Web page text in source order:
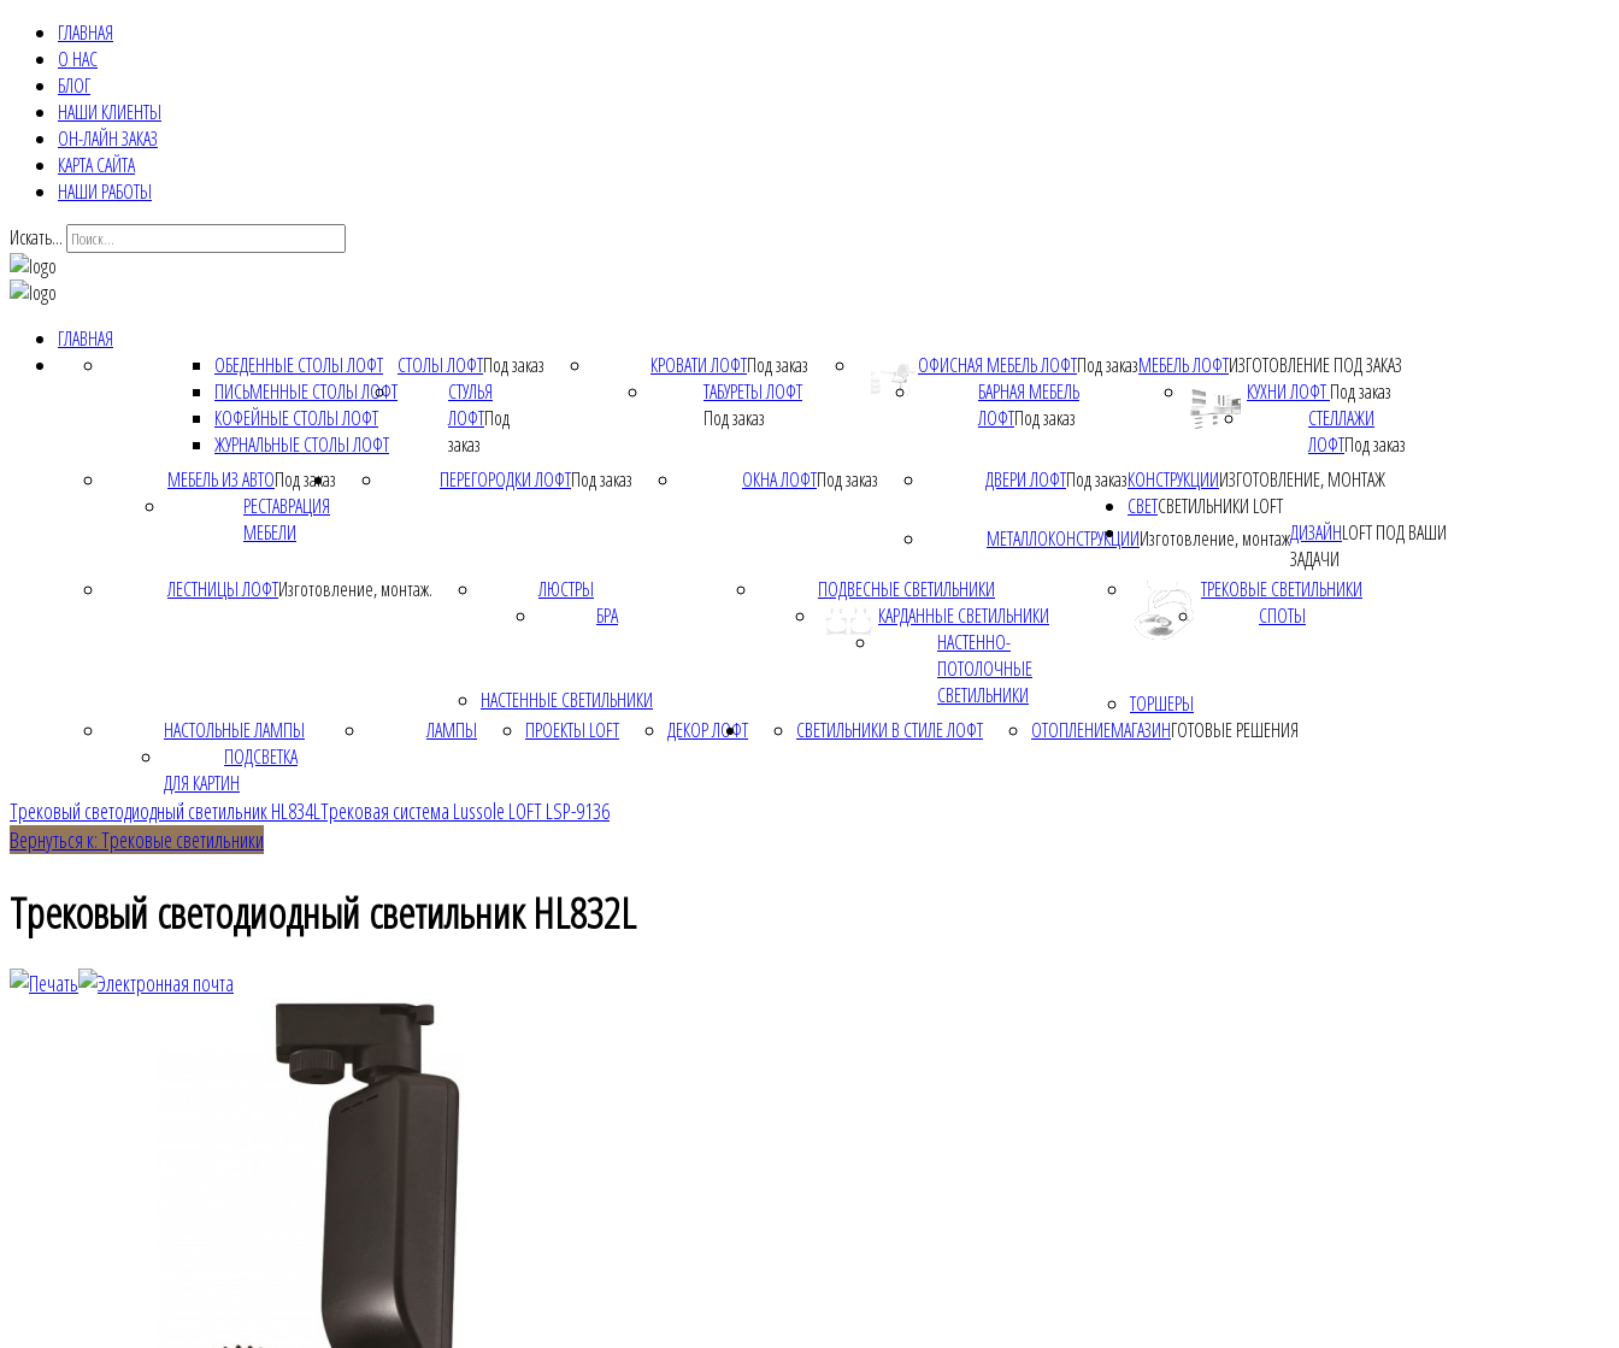
ГЛАВНАЯ
О НАС
БЛОГ
НАШИ КЛИЕНТЫ
ОН-ЛАЙН ЗАКАЗ
КАРТА САЙТА
НАШИ РАБОТЫ
Искать...
ГЛАВНАЯ
МЕБЕЛЬ ЛОФТИЗГОТОВЛЕНИЕ ПОД ЗАКАЗ
СТОЛЫ ЛОФТПод заказ
ОБЕДЕННЫЕ СТОЛЫ ЛОФТ
ПИСЬМЕННЫЕ СТОЛЫ ЛОФТ
КОФЕЙНЫЕ СТОЛЫ ЛОФТ
ЖУРНАЛЬНЫЕ СТОЛЫ ЛОФТ
СТУЛЬЯ
ЛОФТПод
заказ
КРОВАТИ ЛОФТПод заказ
ТАБУРЕТЫ ЛОФТ
Под заказ
ОФИСНАЯ МЕБЕЛЬ ЛОФТПод заказ
БАРНАЯ МЕБЕЛЬ
ЛОФТПод заказ
КУХНИ ЛОФТПод заказ
СТЕЛЛАЖИ
ЛОФТПод заказ
МЕБЕЛЬ ИЗ АВТОПод заказ
РЕСТАВРАЦИЯ
МЕБЕЛИ
КОНСТРУКЦИИИЗГОТОВЛЕНИЕ, МОНТАЖ
ПЕРЕГОРОДКИ ЛОФТПод заказ ОКНА ЛОФТПод заказ ДВЕРИ ЛОФТПод заказ
МЕТАЛЛОКОНСТРУКЦИИИзготовление, монтаж
ЛЕСТНИЦЫ ЛОФТИзготовление, монтаж.
СВЕТСВЕТИЛЬНИКИ LOFT
ЛЮСТРЫ
БРА
НАСТЕННЫЕ СВЕТИЛЬНИКИ
ПОДВЕСНЫЕ СВЕТИЛЬНИКИ
КАРДАННЫЕ СВЕТИЛЬНИКИ
НАСТЕННО-
ПОТОЛОЧНЫЕ
СВЕТИЛЬНИКИ
ТРЕКОВЫЕ СВЕТИЛЬНИКИ
СПОТЫ
ТОРШЕРЫ
НАСТОЛЬНЫЕ ЛАМПЫ
ПОДСВЕТКА
ДЛЯ КАРТИН
ЛАМПЫ
ДИЗАЙНLOFT ПОД ВАШИ
ЗАДАЧИ
ПРОЕКТЫ LOFT ДЕКОР ЛОФТ МАГАЗИНГОТОВЫЕ РЕШЕНИЯ
СВЕТИЛЬНИКИ В СТИЛЕ ЛОФТ ОТОПЛЕНИЕ
Трековый светодиодный светильник HL834LТрековая система Lussole LOFT LSP-9136
Вернуться к: Трековые светильники
Трековый светодиодный светильник HL832L